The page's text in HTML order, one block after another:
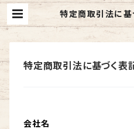
特定商取引法に
町 ジンギスカン
特定商取引法に基づく表
会社名